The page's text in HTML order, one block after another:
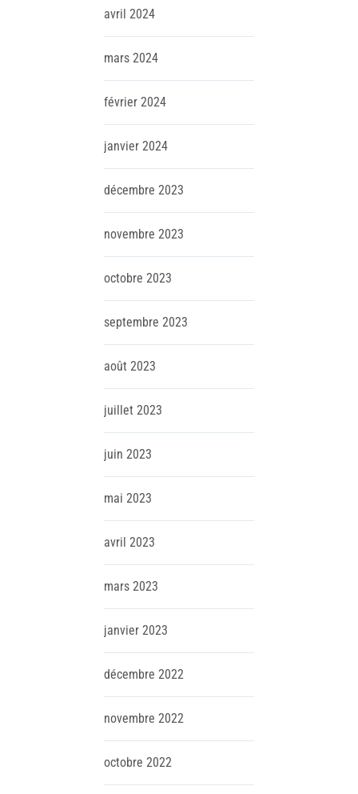
avril 2024
mars 2024
février 2024
janvier 2024
décembre 2023
novembre 2023
octobre 2023
septembre 2023
août 2023
juillet 2023
juin 2023
mai 2023
avril 2023
mars 2023
janvier 2023
décembre 2022
novembre 2022
octobre 2022